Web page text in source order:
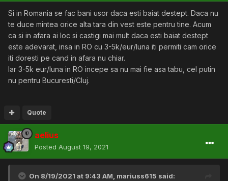
Si in Romania se fac bani usor daca esti baiat destept. Daca nu
te duce mintea orice alta tara din vest este pentru tine. Acum
ca si in afara ai loc si castigi mai mult daca esti baiat destept
este adevarat, insa in RO cu 3-5k/eur/luna iti permiti cam orice
iti doresti pe cand in afara nu chiar.
Iar 3-5k eur/luna in RO incepe sa nu mai fie asa tabu, cel putin
nu pentru Bucuresti/Cluj.
Quote
aelius
Posted August 19, 2021
On 8/19/2021 at 9:43 AM, mariuss615 said: